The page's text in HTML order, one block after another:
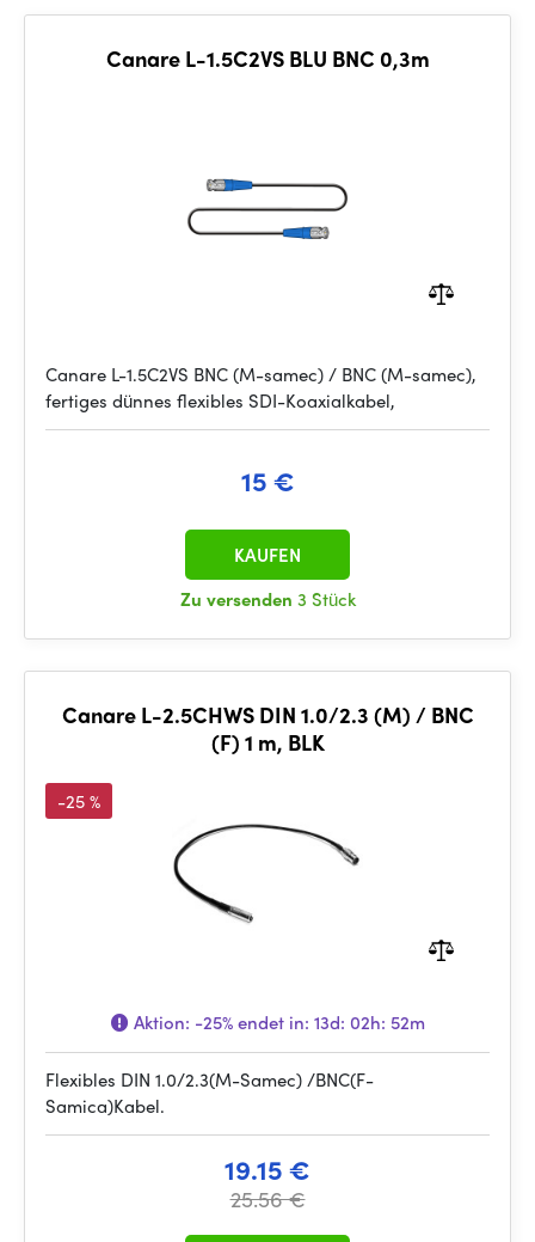
Canare L-1.5C2VS BLU BNC 0,3m
Canare L-1.5C2VS BNC (M-samec) / BNC (M-samec),
fertiges dünnes flexibles SDI-Koaxialkabel,
15 €
Zu versenden 3 Stück
KAUFEN
Canare L-2.5CHWS DIN 1.0/2.3 (M) / BNC
(F) 1 m, BLK
-25 %
Aktion: -25%endet in: 13d: 02h: 52m
Flexibles DIN 1.0/2.3(M-Samec) /BNC(F-
Samica)Kabel.
19.15 €
25.56 €